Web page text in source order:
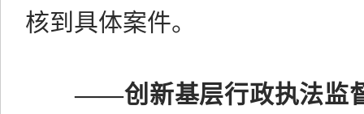
核到具体案件。
——创新基层行政执法监